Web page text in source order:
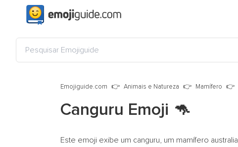
Emojiguide.com Animais e Natureza Mamífero
Canguru Emoji 🦘
Este emoji exibe um canguru, um mamífero